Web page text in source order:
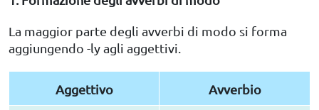
La maggior parte degli avverbi di modo si forma
aggiungendo -ly agli aggettivi.
Aggettivo Avverbio